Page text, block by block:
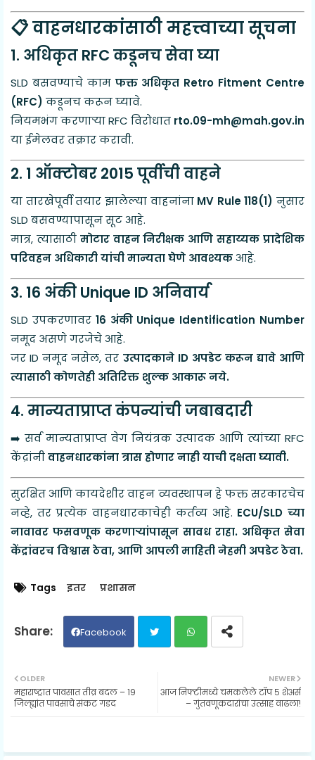
📋 वाहनधारकांसाठी महत्त्वाच्या सूचना
1. अधिकृत RFC कडूनच सेवा घ्या
SLD बसवण्याचे काम फक्त अधिकृत Retro Fitment Centre
(RFC) कडूनच करून घ्यावे.
नियमभंग करणाऱ्या RFC विरोधात rto.09-mh@mah.gov.in
या ईमेलवर तक्रार करावी.
2. 1 ऑक्टोबर 2015 पूर्वीची वाहने
या तारखेपूर्वी तयार झालेल्या वाहनांना MV Rule 118(1) नुसार
SLD बसवण्यापासून सूट आहे.
मात्र, त्यासाठी मोटार वाहन निरीक्षक आणि सहाय्यक प्रादेशिक
परिवहन अधिकारी यांची मान्यता घेणे आवश्यकआहे.
3. 16 अंकी Unique ID अनिवार्य
SLD उपकरणावर 16 अंकी Unique Identification Number
नमूद असणे गरजेचे आहे.
जर ID नमूद नसेल, तर उत्पादकाने ID अपडेट करून द्यावे आणि
त्यासाठी कोणतेही अतिरिक्त शुल्क आकारू नये.
4. मान्यताप्राप्त कंपन्यांची जबाबदारी
➡️ सर्व मान्यताप्राप्त वेग नियंत्रक उत्पादक आणि त्यांच्या RFC
केंद्रांनीवाहनधारकांना त्रास होणार नाही याची दक्षता घ्यावी.
सुरक्षित आणि कायदेशीर वाहन व्यवस्थापन हे फक्त सरकारचेच
नव्हे, तर प्रत्येक वाहनधारकाचेही कर्तव्य आहे. ECU/SLD च्या
नावावर फसवणूक करणाऱ्यांपासून सावध राहा. अधिकृत सेवा
केंद्रांवरच विश्वास ठेवा, आणि आपली माहिती नेहमी अपडेट ठेवा.
Tags इतर प्रशासन
Facebook
ter ats
NEWER
आज निफ्टीमध्ये चमकलेले टॉप ५ शेअर्स
– गुंतवणूकदारांचा उत्साह वाढला!
OLDER
महाराष्ट्रात पावसात तीव्र बदल – 19
जिल्ह्यांत पावसाचे संकट गडद